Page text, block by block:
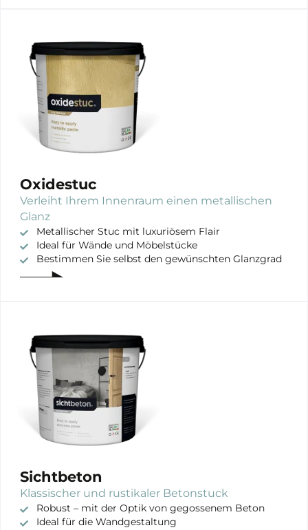
Oxidestuc
Verleiht Ihrem Innenraum einen metallischen
Glanz
Metallischer Stuc mit luxuriösem Flair
Ideal für Wände und Möbelstücke
Bestimmen Sie selbst den gewünschten Glanzgrad
Sichtbeton
Klassischer und rustikaler Betonstuck
Robust – mit der Optik von gegossenem Beton
Ideal für die Wandgestaltung